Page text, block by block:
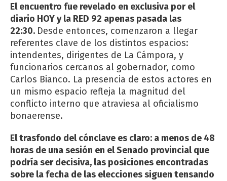
El encuentro fue revelado en exclusiva por el
diario HOY y la RED 92 apenas pasada las
22:30. Desde entonces, comenzaron a llegar
referentes clave de los distintos espacios:
intendentes, dirigentes de La Cámpora, y
funcionarios cercanos al gobernador, como
Carlos Bianco. La presencia de estos actores en
un mismo espacio refleja la magnitud del
conflicto interno que atraviesa al oficialismo
bonaerense.
El trasfondo del cónclave es claro: a menos de 48
horas de una sesión en el Senado provincial que
podría ser decisiva, las posiciones encontradas
sobre la fecha de las elecciones siguen tensando